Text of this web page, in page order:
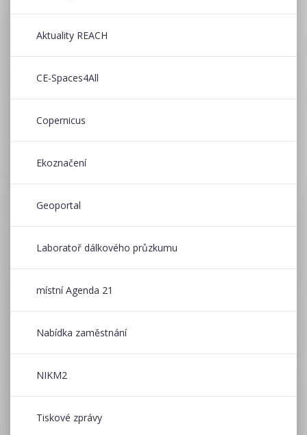
Aktuality REACH
CE-Spaces4All
Copernicus
Ekoznačení
Geoportal
Laboratoř dálkového průzkumu
místní Agenda 21
Nabídka zaměstnání
NIKM2
Tiskové zprávy